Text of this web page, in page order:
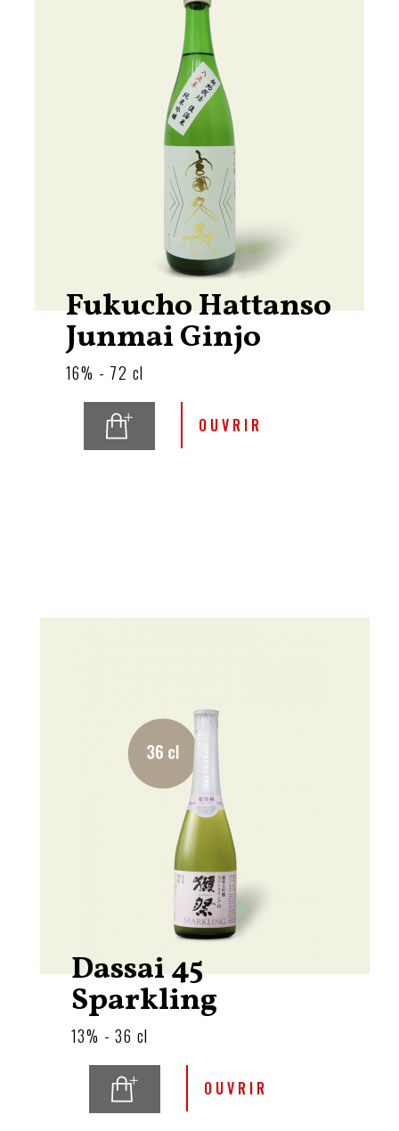
Fukucho Hattanso
Junmai Ginjo
16% - 72 cl
OUVRIR
Dassai 45
Sparkling
13% - 36 cl
OUVRIR